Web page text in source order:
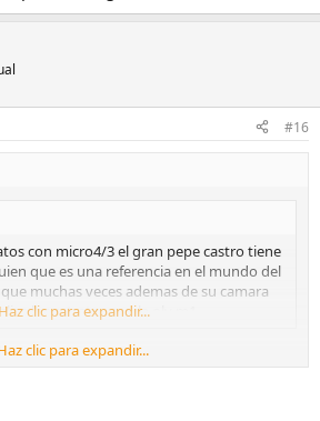
#16
con micro4/3 el gran pepe castro tiene
que es una referencia en el mundo del
muchas veces ademas de su camara
los retratos con la oly m1...
Haz clic para expandir...
pasarme algún enlace
clic para expandir...